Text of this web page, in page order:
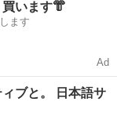
ンで
買います👘
ます
Ad
ブと。 日本語サ